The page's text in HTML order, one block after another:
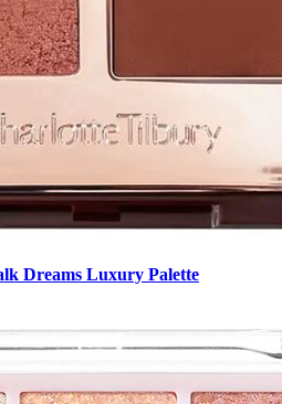
Dreams Luxury Palette